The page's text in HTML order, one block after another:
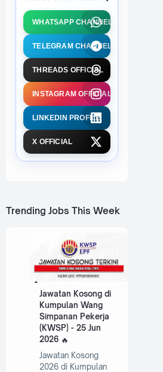
WHATSAPP CHANNEL
TELEGRAM CHANNEL
THREADS OFFICIAL
INSTAGRAM OFFICIAL
LINKEDIN PROFILE
X OFFICIAL
Trending Jobs This Week
Jawatan Kosong di
Kumpulan Wang
Simpanan Pekerja
(KWSP) - 25 Jun
2026
Jawatan Kosong
2026 di Kumpulan